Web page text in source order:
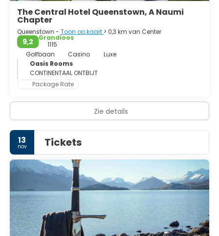
The Central Hotel Queenstown, A Naumi
Chapter
Queenstown - Toon op kaart > 0,3 km van Center
9,2
Grandioos
1115
Golfbaan
Casino
Luxe
Oasis Rooms
CONTINENTAAL ONTBIJT
Package Rate
Zie details
13
nov Tickets